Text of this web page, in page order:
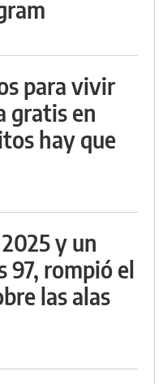
para vivir
gratis en
hay que
y un
97, rompió el
las alas